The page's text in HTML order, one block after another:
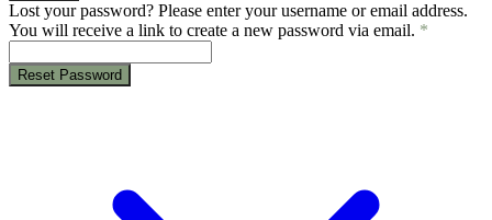
Lost your password? Please enter your username or email address.
You will receive a link to create a new password via email. *
Reset Password